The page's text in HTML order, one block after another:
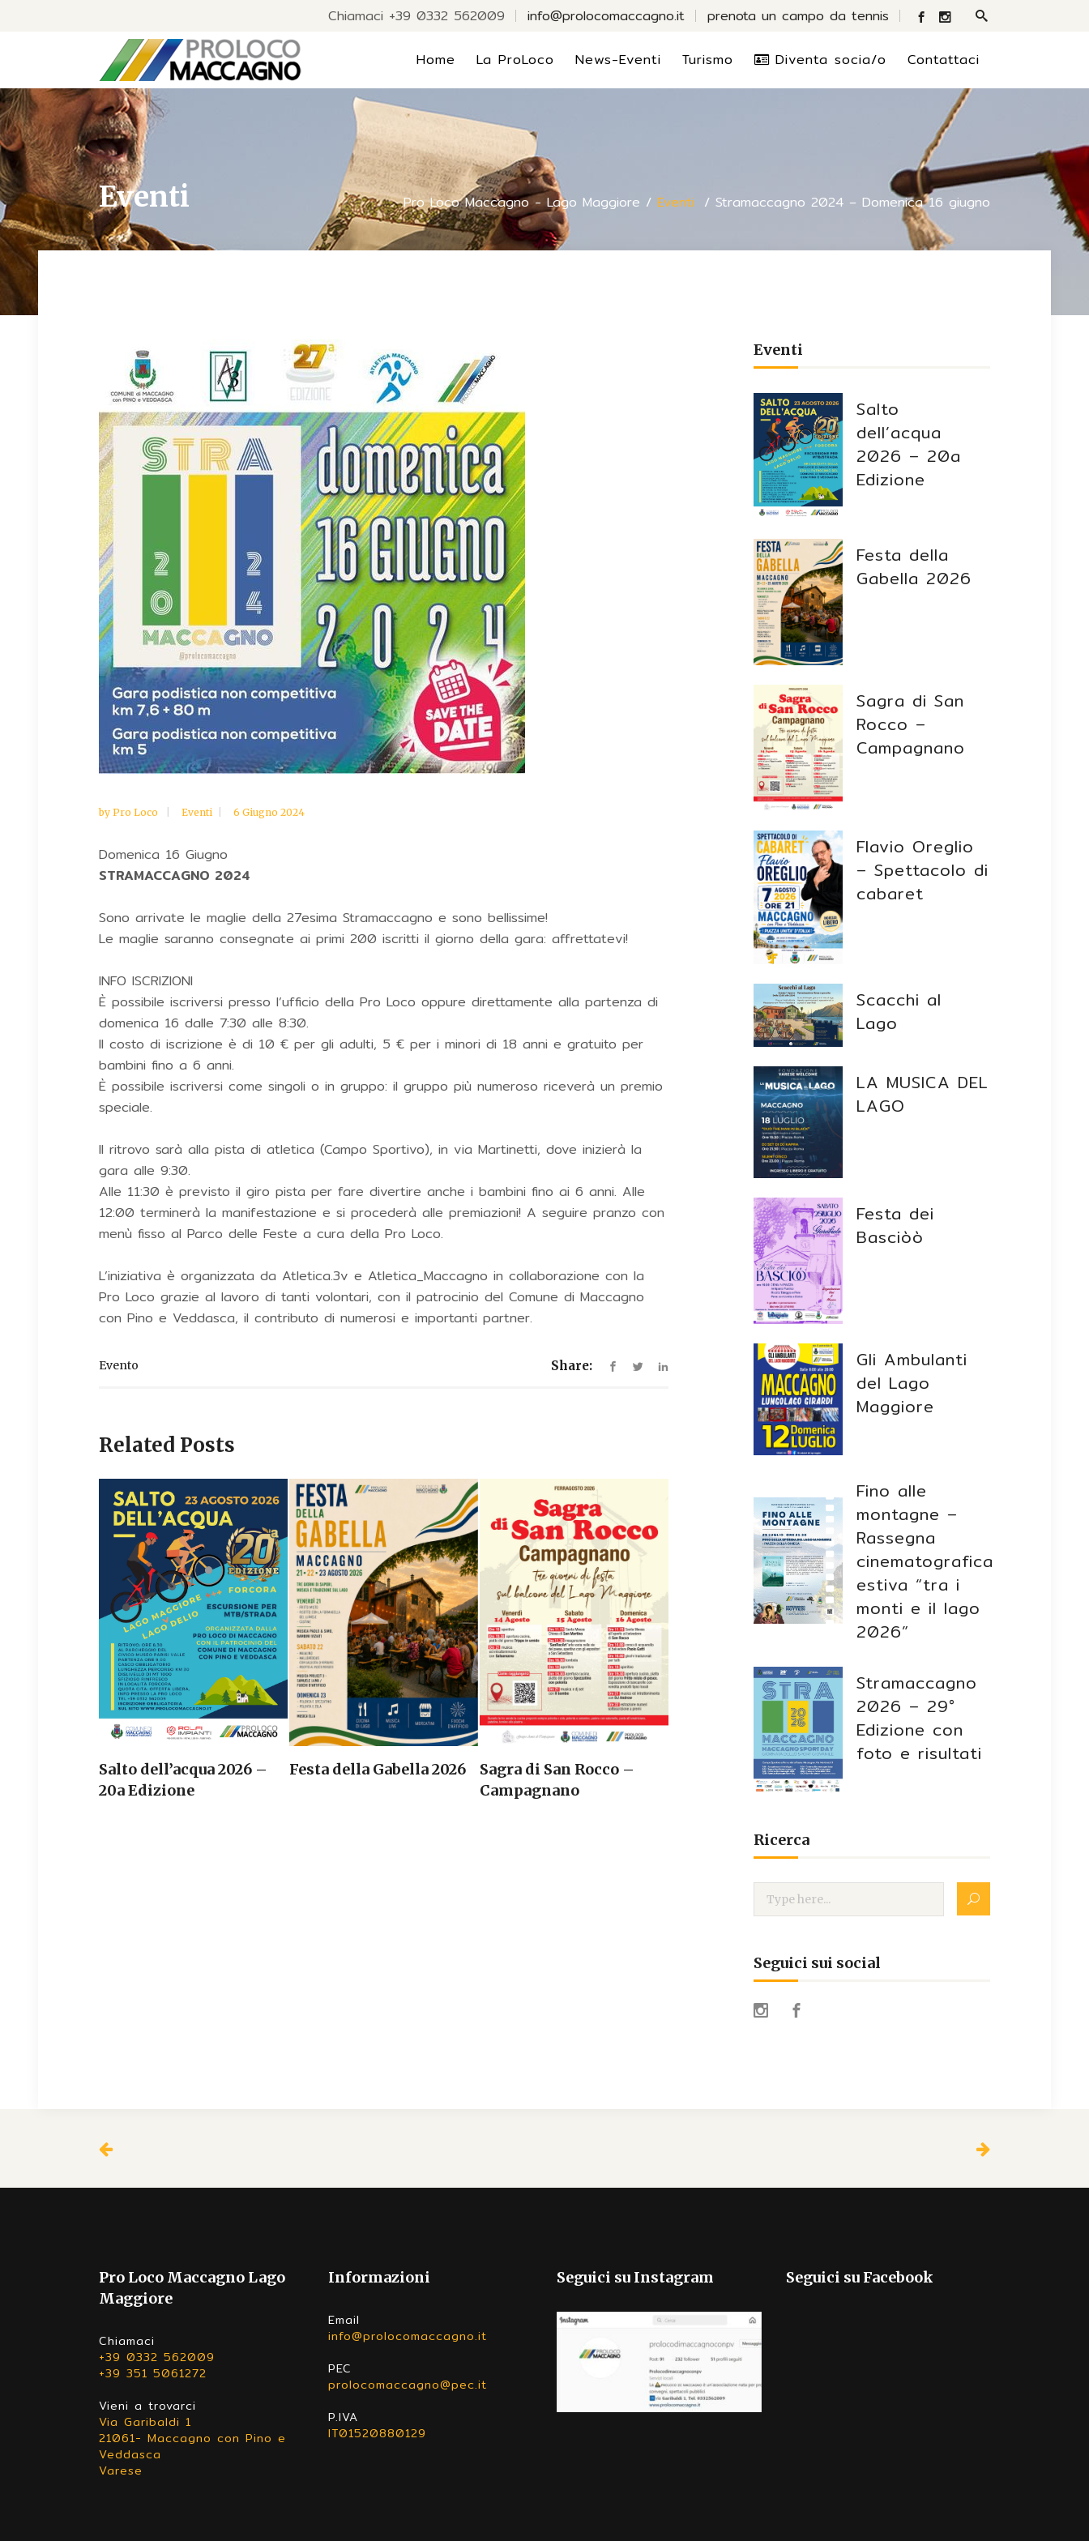
Chiamaci +39 0332 562009 info@prolocomaccagno.it prenota un campo da tennis
Home La ProLoco News-Eventi Turismo Diventa socia/o Contattaci
Eventi Pro Loco Maccagno - Lago Maggiore / Eventi / Stramaccagno 2024 – Domenica 16 giugno
by Pro Loco Eventi 6 Giugno 2024
Domenica 16 Giugno
STRAMACCAGNO 2024
Sono arrivate le maglie della 27esima Stramaccagno e sono bellissime!
Le maglie saranno consegnate ai primi 200 iscritti il giorno della gara: affrettatevi!
INFO ISCRIZIONI
È possibile iscriversi presso l’ufficio della Pro Loco oppure direttamente alla partenza di
domenica 16 dalle 7:30 alle 8:30.
Il costo di iscrizione è di 10 € per gli adulti, 5 € per i minori di 18 anni e gratuito per
bambini fino a 6 anni.
È possibile iscriversi come singoli o in gruppo: il gruppo più numeroso riceverà un premio
speciale.
Il ritrovo sarà alla pista di atletica (Campo Sportivo), in via Martinetti, dove inizierà la
gara alle 9:30.
Alle 11:30 è previsto il giro pista per fare divertire anche i bambini fino ai 6 anni. Alle
12:00 terminerà la manifestazione e si procederà alle premiazioni! A seguire pranzo con
menù fisso al Parco delle Feste a cura della Pro Loco.
L’iniziativa è organizzata da Atletica.3v e Atletica_Maccagno in collaborazione con la
Pro Loco grazie al lavoro di tanti volontari, con il patrocinio del Comune di Maccagno
con Pino e Veddasca, il contributo di numerosi e importanti partner.
Evento Share:
Related Posts
Salto dell’acqua 2026 –
20a Edizione
Festa della Gabella 2026
Sagra di San Rocco –
Campagnano
Eventi
Salto
dell’acqua
2026 – 20a
Edizione
Festa della
Gabella 2026
Sagra di San
Rocco –
Campagnano
Flavio Oreglio
– Spettacolo di
cabaret
Scacchi al
Lago
LA MUSICA DEL
LAGO
Festa dei
Basciòò
Gli Ambulanti
del Lago
Maggiore
Fino alle
montagne –
Rassegna
cinematografica
estiva “tra i
monti e il lago
2026”
Stramaccagno
2026 – 29°
Edizione con
foto e risultati
Ricerca
Seguici sui social
Pro Loco Maccagno Lago
Maggiore
Chiamaci
+39 0332 562009
+39 351 5061272
Vieni a trovarci
Via Garibaldi 1
21061- Maccagno con Pino e
Veddasca
Varese
Informazioni
Email
info@prolocomaccagno.it
PEC
prolocomaccagno@pec.it
P.IVA
IT01520880129
Seguici su Instagram Seguici su Facebook